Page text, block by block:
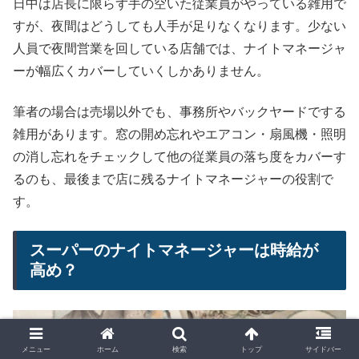
日中は店長に限らず手の空いた従業員がやっている雑用で
すが、夜間はどうしても人手が足りなくなります。少ない
人員で夜間営業を回している店舗では、ナイトマネージャ
ーが幅広くカバーしていくしかありません。
筆者の場合は売場以外でも、事務所やバックヤードでする
雑用があります。窓の開め忘れやエアコン・扇風機・照明
の消し忘れをチェックして他の従業員の落ち度をカバーす
るのも、最後まで店に残るナイトマネージャーの役割で
す。
スーパーのナイトマネージャーは時給が
高め？
メニュー ホーム 検索 トップ サイドバー